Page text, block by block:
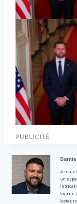
PUBLICITÉ
Je suis
un
fournir